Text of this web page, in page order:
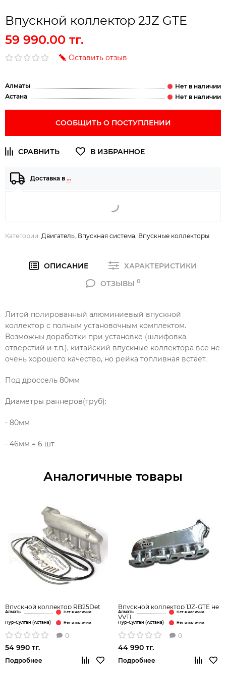
Впускной коллектор 2JZ GTE
59 990.00 тг.
Оставить отзыв
Алматы
Астана
СООБЩИТЬ О ПОСТУПЛЕНИИ
Доставка в …
Категории: Двигатель Впускная система Впускные коллекторы
ОПИСАНИЕ
ХАРАКТЕРИСТИКИ
ОТЗЫВЫ 0
Литой полированный алюминиевый впускной
коллектор с полным установочным комплектом.
Возможны доработки при установке (шлифовка
отверстий и т.п.), китайский впускные коллектора все не
очень хорошего качество, но рейка топливная встает.
Под дроссель 80мм
Диаметры раннеров(труб):
- 80мм
- 46мм = 6 шт
Аналогичные товары
Впускной коллектор RB25Det
Алматы
Нур-Султан (Астана)
0
54 990 тг.
Подробнее
Впускной коллектор 1JZ-GTE не
VVTI
Алматы
Нур-Султан (Астана)
0
44 990 тг.
Подробнее